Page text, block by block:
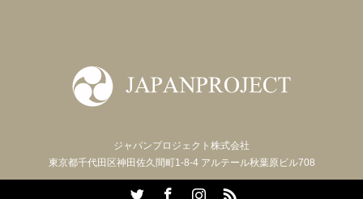
ジャパンプロジェクト株式会社
東京都千代田区神田佐久間町1-8-4 アルテール秋葉原ビル708